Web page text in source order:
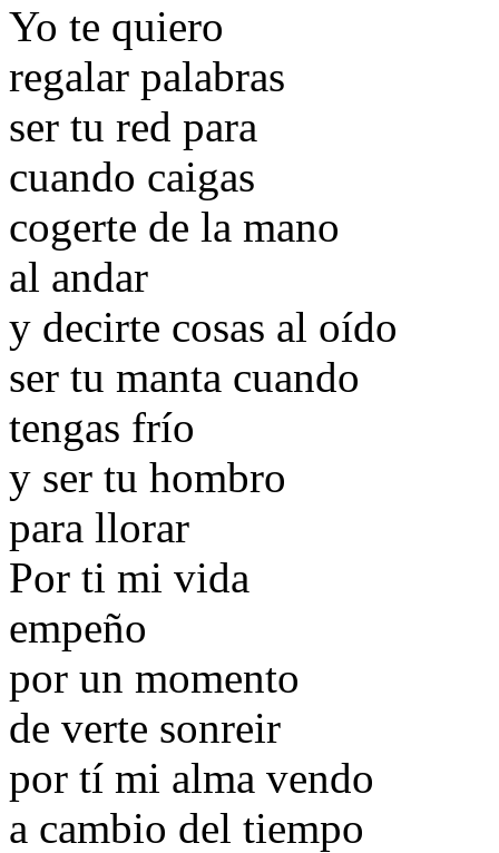
Yo te quiero
regalar palabras
ser tu red para
cuando caigas
cogerte de la mano
al andar
y decirte cosas al oído
ser tu manta cuando
tengas frío
y ser tu hombro
para llorar
Por ti mi vida
empeño
por un momento
de verte sonreir
por tí mi alma vendo
a cambio del tiempo